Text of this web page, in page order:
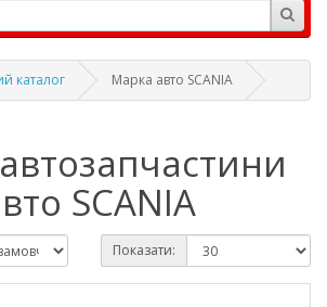
каталог Марка авто SCANIA
SCANIA
Показати: